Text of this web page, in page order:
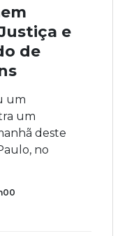
e
de
um
um
deste
no